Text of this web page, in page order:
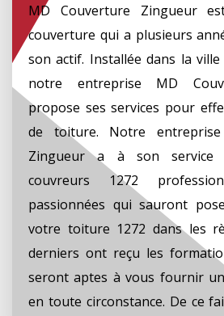
MD Couverture Zingueur
couverture qui a plusieurs
son actif. Installée dans la ville
notre entreprise MD
propose ses services pour
de toiture. Notre
Zingueur a à son service
couvreurs 1272
passionnées qui sauront
votre toiture 1272 dans les
derniers ont reçu les
seront aptes à vous fournir
en toute circonstance. De ce